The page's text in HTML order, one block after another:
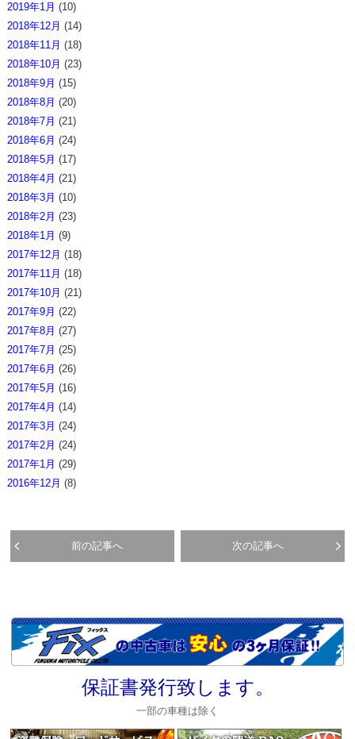
2019年1月 (10)
2018年12月 (14)
2018年11月 (18)
2018年10月 (23)
2018年9月 (15)
2018年8月 (20)
2018年7月 (21)
2018年6月 (24)
2018年5月 (17)
2018年4月 (21)
2018年3月 (10)
2018年2月 (23)
2018年1月 (9)
2017年12月 (18)
2017年11月 (18)
2017年10月 (21)
2017年9月 (22)
2017年8月 (27)
2017年7月 (25)
2017年6月 (26)
2017年5月 (16)
2017年4月 (14)
2017年3月 (24)
2017年2月 (24)
2017年1月 (29)
2016年12月 (8)
前の記事へ 次の記事へ
保証書発行致します。
一部の車種は除く